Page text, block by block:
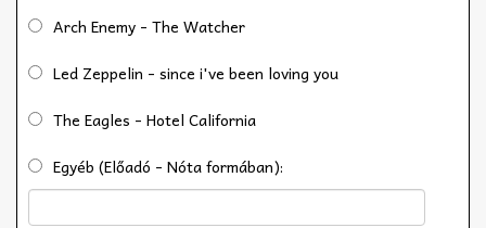
Arch Enemy - The Watcher
Led Zeppelin - since i've been loving you
The Eagles - Hotel California
Egyéb (Előadó - Nóta formában):